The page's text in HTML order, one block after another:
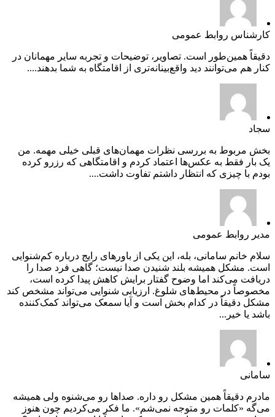
کارشناس روابط عمومی
دقیقاً همین‌طور است. تصاویر، توضیحات و تجربه سایر مهمانان در
کنار هم می‌توانند دید واقع‌بینانه‌تری از اقامتگاه به شما بدهند....
سجاد
بخش مربوط به بررسی نظرات مهمان‌های قبلی خیلی مهمه. من
یک بار فقط به عکس‌ها اعتماد کردم و اقامتگاهی که رزرو کرده
بودم با چیزی که انتظار داشتم تفاوت داشت....
مدیر روابط عمومی
سلام خانم سامانی، بله، این یکی از باورهای رایج درباره کم‌شنوایی
است. مشکل همیشه بلند شنیدن صدا نیست؛ گاهی فرد صدا را
دریافت می‌کند اما وضوح گفتار برایش کاهش پیدا کرده است،
مخصوصاً در محیط‌های شلوغ. ارزیابی شنوایی می‌تواند مشخص کند
مشکل دقیقاً در کدام بخش است و آیا سمعک می‌تواند کمک‌کننده
باشد یا خیر...
سامانی
مادرم دقیقاً همین مشکل رو داره. صداها رو می‌شنوه ولی همیشه
می‌گه «کلمات رو متوجه نمی‌شم». ما فکر می‌کردیم چون هنوز